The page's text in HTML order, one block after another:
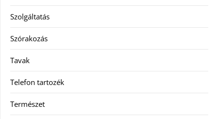
Szolgáltatás
Szórakozás
Tavak
Telefon tartozék
Természet